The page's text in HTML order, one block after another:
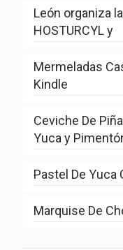
León organiza
HOSTURCYL y
Mermeladas
Kindle
Ceviche De
Yuca y
Pastel De Yuca
Marquise De